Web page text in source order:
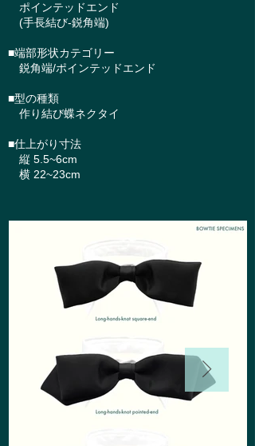
ポインテッドエンド
(手長結び-鋭角端)
■端部形状カテゴリー
鋭角端/ポインテッドエンド
■型の種類
作り結び蝶ネクタイ
■仕上がり寸法
縦 5.5~6cm
横 22~23cm